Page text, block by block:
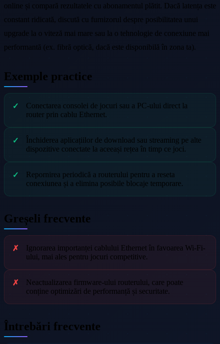
online și compară rezultatele cu abonamentul plătit. Dacă latența este
constant ridicată, discută cu furnizorul despre posibilitatea unui
upgrade la o viteză mai mare sau la o tehnologie de conexiune mai
performantă (ex. fibră optică, dacă este disponibilă în zona ta).
Exemple practice
Conectarea consolei de jocuri sau a PC-ului direct la
router prin cablu Ethernet.
Închiderea aplicațiilor de download sau streaming pe alte
dispozitive conectate la aceeași rețea în timp ce joci.
Repornirea periodică a routerului pentru a reseta
conexiunea și a elimina posibile blocaje temporare.
Greșeli frecvente
Ignorarea importanței cablului Ethernet în favoarea Wi-Fi-
ului, mai ales pentru jocuri competitive.
Neactualizarea firmware-ului routerului, care poate
conține optimizări de performanță și securitate.
Întrebări frecvente